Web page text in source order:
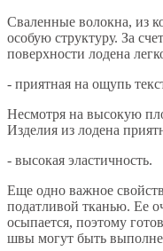
Сваленные волокна, из
особую структуру. За
поверхности лодена
- приятная на ощупь
Несмотря на высокую
Изделия из лодена
- высокая эластичность.
Еще одно важное
податливой тканью. Ее
осыпается, поэтому
швы могут быть